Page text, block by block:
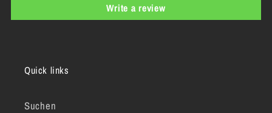
Write a review
Quick links
Suchen